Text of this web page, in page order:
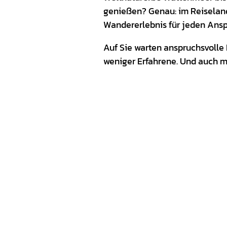
genießen? Genau: im
Wandererlebnis für jeden
Auf Sie warten
weniger Erfahrene. Und auch